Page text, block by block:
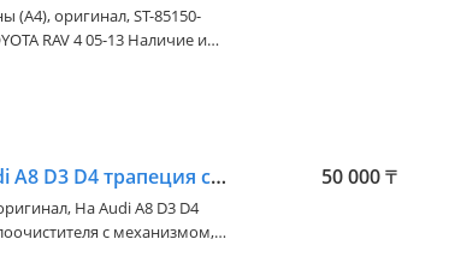
(A4), оригинал, ST-85150-
Моторчик дворников на Audi A8 D3 D4 трапеция стеклоочиститель 50 000₸
На Audi A8 D3 D4
с механизмом,